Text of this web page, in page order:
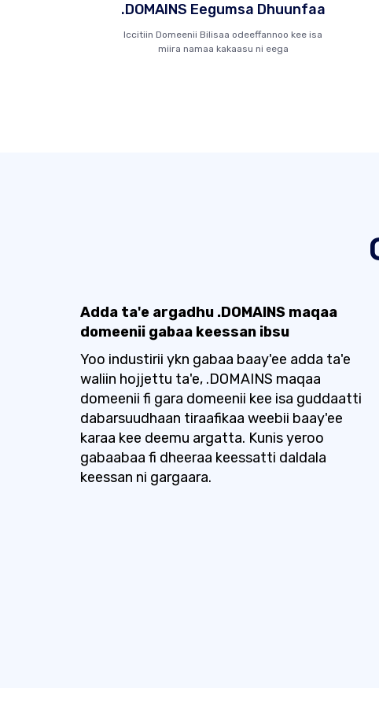
.DOMAINS Eegumsa Dhuunfaa
Iccitiin Domeenii Bilisaa odeeffannoo kee isa
miira namaa kakaasu ni eega
Adda ta'e argadhu .DOMAINS maqaa
domeenii gabaa keessan ibsu
Yoo industirii ykn gabaa baay'ee adda ta'e
waliin hojjettu ta'e, .DOMAINS maqaa
domeenii fi gara domeenii kee isa guddaatti
dabarsuudhaan tiraafikaa weebii baay'ee
karaa kee deemu argatta. Kunis yeroo
gabaabaa fi dheeraa keessatti daldala
keessan ni gargaara.